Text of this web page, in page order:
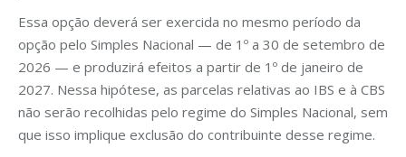
Essa opção deverá ser exercida no mesmo período da
opção pelo Simples Nacional — de 1º a 30 de setembro de
2026 — e produzirá efeitos a partir de 1º de janeiro de
2027. Nessa hipótese, as parcelas relativas ao IBS e à CBS
não serão recolhidas pelo regime do Simples Nacional, sem
que isso implique exclusão do contribuinte desse regime.